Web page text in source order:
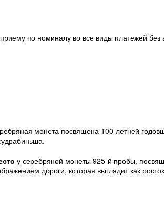
по номиналу во все виды платежей без
монета посвящена 100-летней
у серебряной монеты 925-й пробы,
дороги, которая выглядит как